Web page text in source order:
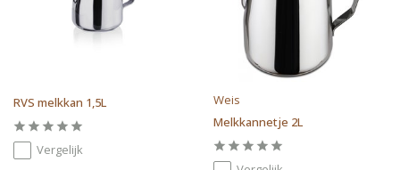
RVS melkkan 1,5L
Vergelijk
Weis
Melkkannetje 2L